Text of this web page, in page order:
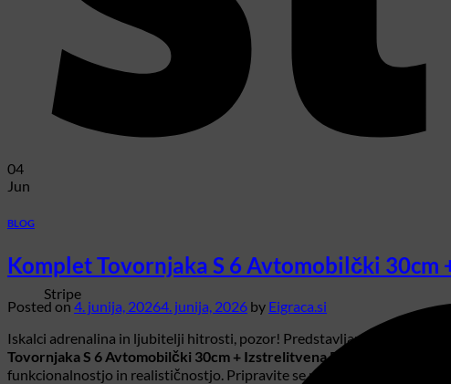
Stripe
04
Jun
BLOG
Komplet Tovornjaka S 6 Avtomobilčki 30cm
Posted on 4. junija, 20264. junija, 2026 by Eigraca.si
Iskalci adrenalina in ljubitelji hitrosti, pozor! Predstavljamo vam
Tovornjaka S 6 Avtomobilčki 30cm + Izstrelitvena Ploščad
. Ta
funkcionalnostjo in realističnostjo. Pripravite se na nepozabne dirke in